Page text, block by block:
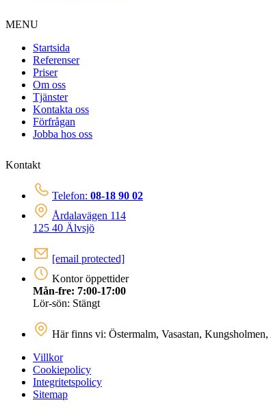
MENU
Startsida
Referenser
Priser
Om oss
Tjänster
Kontakta oss
Förfrågan
Jobba hos oss
Kontakt
Telefon: 08-18 90 02
Årdalavägen 114
125 40 Älvsjö
[email protected]
Kontor öppettider
Mån-fre: 7:00-17:00
Lör-sön: Stängt
Här finns vi: Östermalm, Vasastan,
Villkor
Cookiepolicy
Integritetspolicy
Sitemap